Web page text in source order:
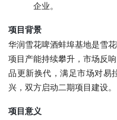
企业。
项目背景
华润雪花啤酒蚌埠基地是雪
项目产能持续攀升，市场反
品更新换代，满足市场对易
兴，双方启动二期项目建设。
项目意义